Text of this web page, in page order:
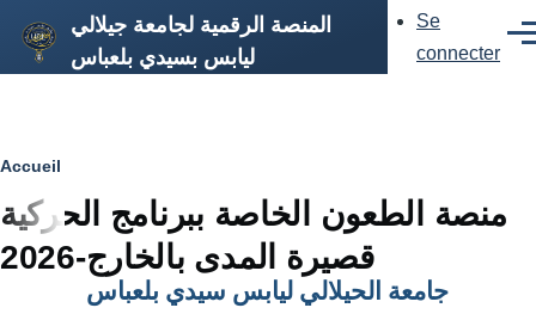
Aller au contenu principal
المنصة الرقمية لجامعة جيلالي
ليابس بسيدي بلعباس
Menu
compte
Se
connecter
Fil
d'Ariane
Accueil
منصة الطعون الخاصة ببرنامج الحركية
قصيرة المدى بالخارج-2026
جامعة الحيلالي ليابس سيدي بلعباس